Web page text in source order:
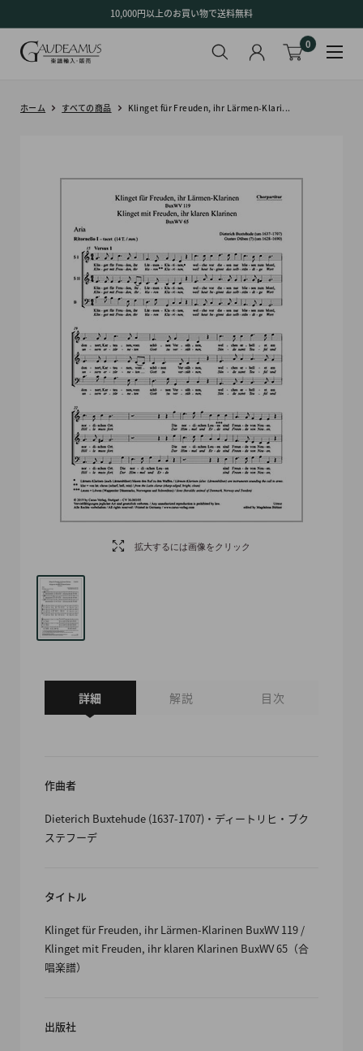
ン
10,000円以上のお買い物で送料無料
0
ホーム すべての商品 Klinget für Freuden, ihr Lärmen-Klari...
拡大するには画像をクリック
詳細 解説 目次
作曲者
Dieterich Buxtehude (1637-1707)・ディートリヒ・ブク
ステフーデ
タイトル
Klinget für Freuden, ihr Lärmen-Klarinen BuxWV 119 /
Klinget mit Freuden, ihr klaren Klarinen BuxWV 65（合
唱楽譜）
出版社